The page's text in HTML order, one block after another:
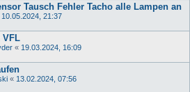
Tausch Fehler Tacho alle Lampen an
10.05.2024, 21:37
VFL
« 19.03.2024, 16:09
« 13.02.2024, 07:56